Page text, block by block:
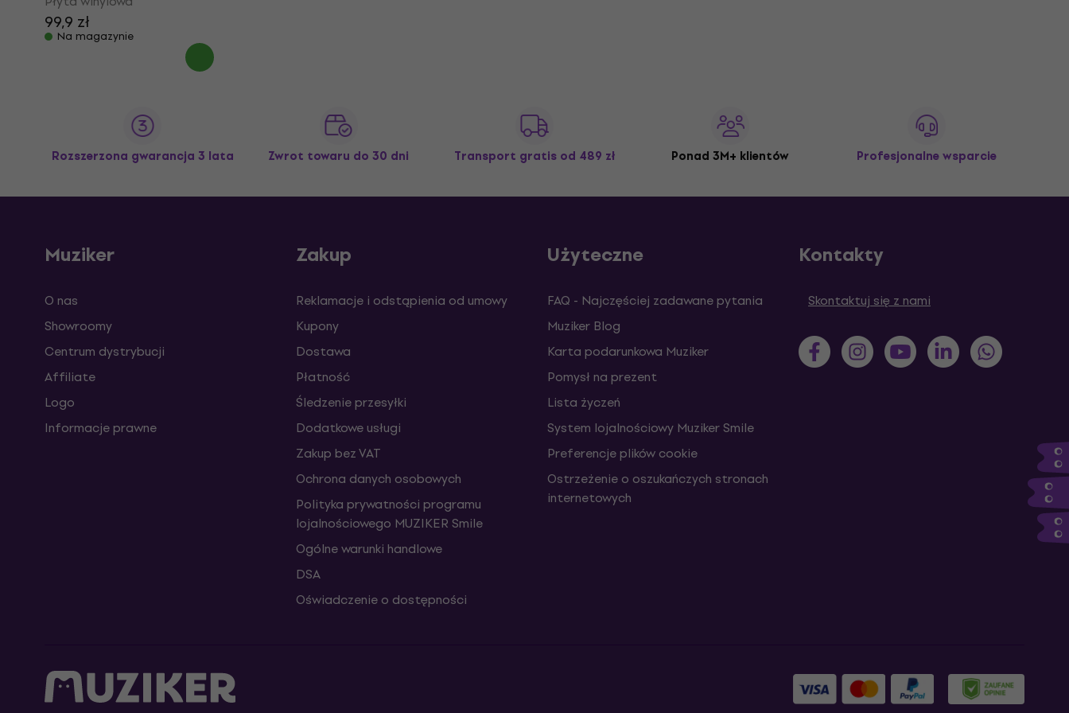
99,9 zł
Na magazynie
Rozszerzona gwarancja 3 lata Zwrot towaru do 30 dni Transport gratis od 489 zł Ponad 3M+ klientów Profesjonalne wsparcie
Muziker
O nas
Showroomy
Centrum dystrybucji
Affiliate
Logo
Informacje prawne
Zakup
Reklamacje i odstąpienia od umowy
Kupony
Dostawa
Płatność
Śledzenie przesyłki
Dodatkowe usługi
Zakup bez VAT
Ochrona danych osobowych
Polityka prywatności programu
lojalnościowego MUZIKER Smile
Ogólne warunki handlowe
DSA
Oświadczenie o dostępności
Użyteczne
FAQ - Najczęściej zadawane pytania
Muziker Blog
Karta podarunkowa Muziker
Pomysł na prezent
Lista życzeń
System lojalnościowy Muziker Smile
Preferencje plików cookie
Ostrzeżenie o oszukańczych stronach
internetowych
Kontakty
Skontaktuj się z nami